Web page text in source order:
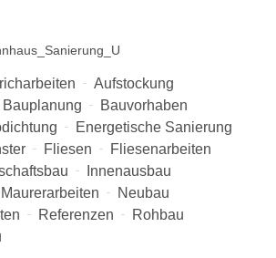
Aufstockung
Bauplanung
Bauvorhaben
Energetische Sanierung
Fliesen
Fliesenarbeiten
Innenausbau
Maurerarbeiten
Neubau
Referenzen
Rohbau